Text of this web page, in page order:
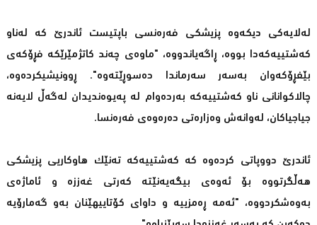
لەلایەکی دیکەوە پزیشکی فەرەنسی باپتیست ئاندرێ کە لەناو
کەشتییەکەدا بووە، ڕاگەیاندووە، "ماوەی چەند کاتژمێرێکە فڕۆکەی
بێفڕۆکەوان بەسەر سەرماندا دەسوڕێتەوە". ڕوونیشیکردەوە،
چالاکوانانی ناو کەشتییەکە بەردەوام لە پەیوەندیدان لەگەڵ لایەنە
جیاجیاکان، لەوانەش وەزارەتی دەرەوەی فەرەنسا.
ئاندرێ دووپاتی کردەوە کە کەشتییەکە تەنێک هاوکاریی پزیشکی
هەڵگرتووە بۆ ئەوەی بیگەیەنێتە کەرتی غەززە و ئاماژەی
بەوەشکردووە، "ئەمە ڕەمزییە و داوای کۆتاییهێنان بەو گەمارۆیە